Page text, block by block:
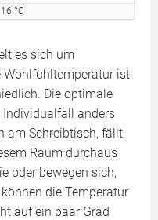
°C
es sich um
Wohlfühltemperatur ist
Die optimale
anders
am Schreibtisch, fällt
Raum durchaus
oder bewegen sich,
die Temperatur
auf ein paar Grad